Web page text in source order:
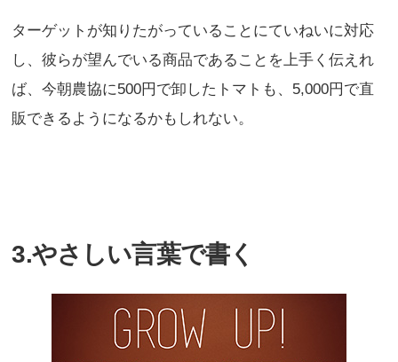
ターゲットが知りたがっていることにていねいに対応
し、彼らが望んでいる商品であることを上手く伝えれ
ば、今朝農協に500円で卸したトマトも、5,000円で直
販できるようになるかもしれない。
3.やさしい言葉で書く